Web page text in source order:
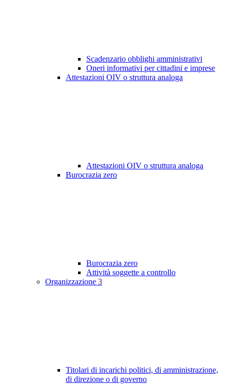
Scadenzario obblighi amministrativi
Oneri informativi per cittadini e imprese
Attestazioni OIV o struttura analoga
Attestazioni OIV o struttura analoga
Burocrazia zero
Burocrazia zero
Attività soggette a controllo
Organizzazione 3
Titolari di incarichi politici, di amministrazione,
di direzione o di governo